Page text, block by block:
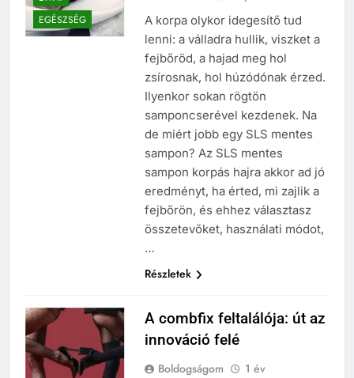
mesterséges
intelligencia?
2 Hónap Ezelőtt
EGÉSZSÉG
A korpa olykor idegesítő tud
lenni: a válladra hullik, viszket a
fejbőröd, a hajad meg hol
zsírosnak, hol húzódónak érzed.
Ilyenkor sokan rögtön
samponcserével kezdenek. Na
de miért jobb egy SLS mentes
sampon? Az SLS mentes
sampon korpás hajra akkor ad jó
eredményt, ha érted, mi zajlik a
fejbőrön, és ehhez választasz
összetevőket, használati módot,
…
Részletek
A combfix feltalálója: út az
innováció felé
Boldogságom
1 év